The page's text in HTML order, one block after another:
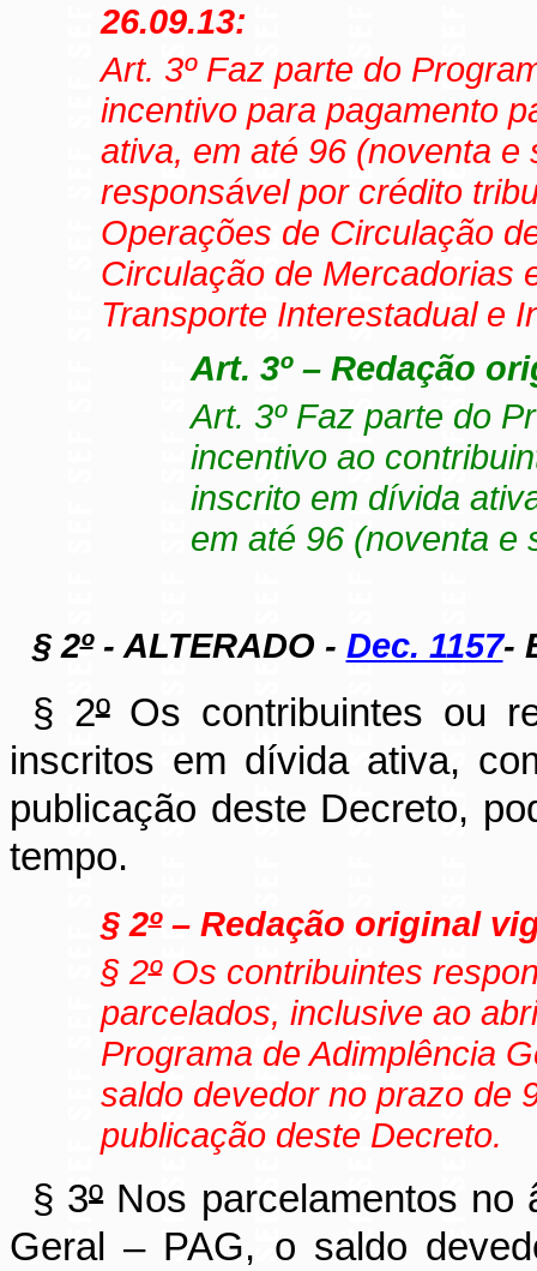
26.09.13:
Art. 3º Faz parte do
incentivo para pagamento
ativa, em até 96 (noventa
responsável por crédito
Operações de Circulação
Circulação de Mercadorias
Transporte Interestadual e
Art. 3º – Redação
Art. 3º Faz parte do
incentivo ao
inscrito em dívida
em até 96 (noventa e
§ 2º- ALTERADO - Dec. 1157-
§ 2ºOs contribuintes ou
inscritos em dívida ativa,
publicação deste Decreto,
tempo.
§ 2º– Redação original
§ 2ºOs contribuintes
parcelados, inclusive ao
Programa de Adimplência
saldo devedor no prazo de
publicação deste Decreto.
§ 3ºNos parcelamentos no
Geral – PAG, o saldo